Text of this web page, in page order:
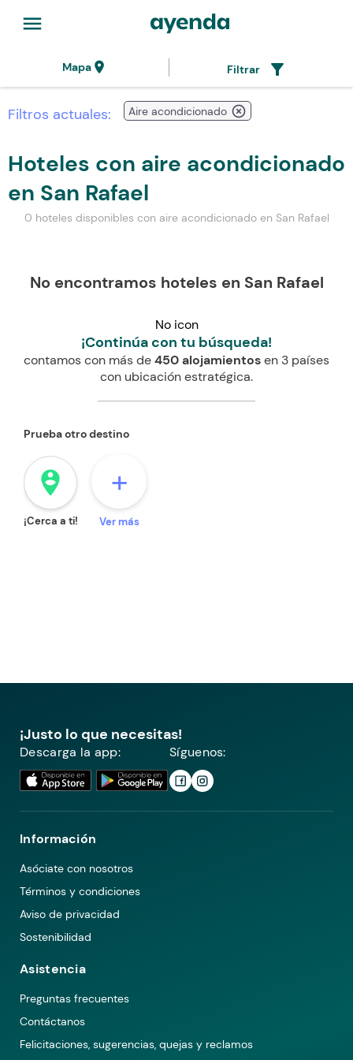
menu
Mapalocation_on Filtrar filter_alt
Filtros actuales: Aire acondicionado highlight_off
Hoteles con aire acondicionado
en San Rafael
0 hoteles disponibles con aire acondicionado en San Rafael
No encontramos hoteles en San Rafael
No icon
¡Continúa con tu búsqueda!
contamos con más de450 alojamientosen 3 países
con ubicación estratégica.
Prueba otro destino
person_pin_circle
¡Cerca a ti!
+
Ver más
¡Justo lo que necesitas!
Descarga la app: Síguenos:
Información
Asóciate con nosotros
Términos y condiciones
Aviso de privacidad
Sostenibilidad
Asistencia
Preguntas frecuentes
Contáctanos
Felicitaciones, sugerencias, quejas y reclamos